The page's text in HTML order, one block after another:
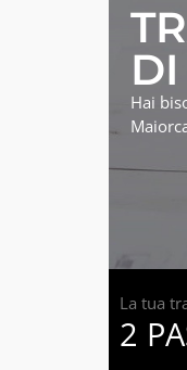
Hai
La tua
2